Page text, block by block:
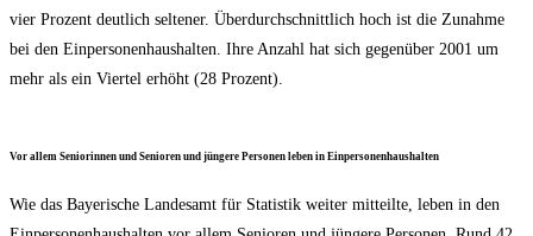
vier Pro­zent deut­lich sel­te­ner. Über­durch­schnitt­lich hoch ist die Zunah­me
bei den Ein­per­so­nen­haus­hal­ten. Ihre Anzahl hat sich gegen­über 2001 um
mehr als ein Vier­tel erhöht (28 Prozent).
Vor allem Senio­rin­nen und Senio­ren und jün­ge­re Per­so­nen leben in Einpersonenhaushalten
Wie das Baye­ri­sche Lan­des­amt für Sta­tis­tik wei­ter mit­teil­te, leben in den